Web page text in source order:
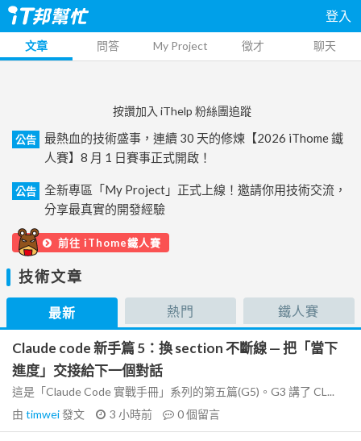
登入
文章 問答 My Project 徵才 聊天
按讚加入 iThelp 粉絲團追蹤
公告
最熱血的技術盛事，連續 30 天的修煉【2026 iThome 鐵
人賽】8 月 1 日賽事正式開啟！
公告
全新專區「My Project」正式上線！邀請你用技術交流，
分享最真實的開發經驗
前往 iThome鐵人賽
技術文章
最新 熱門 鐵人賽
Claude code 新手篇 5：換 section 不斷線 — 把「當下
進度」交接給下一個對話
這是「Claude Code 實戰手冊」系列的第五篇(G5)。G3 講了 CL...
由 timwei發文 3 小時前 0個留言